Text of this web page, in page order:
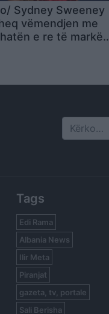
Sydney Sweeney
vëmendjen me
e re të markës
Search
Tags
Edi Rama
Albania News
Ilir Meta
Piranjat
gazeta, tv, portale
Sali Berisha